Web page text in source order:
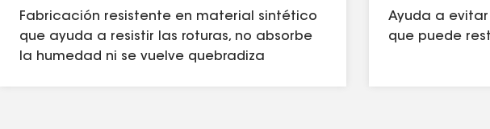
Este producto ha obtenido la distinción Good HouseKeeping Seal.
Fabricación resistente en material sintético
que ayuda a resistir las roturas, no absorbe
la humedad ni se vuelve quebradiza
Ayuda a
que puede